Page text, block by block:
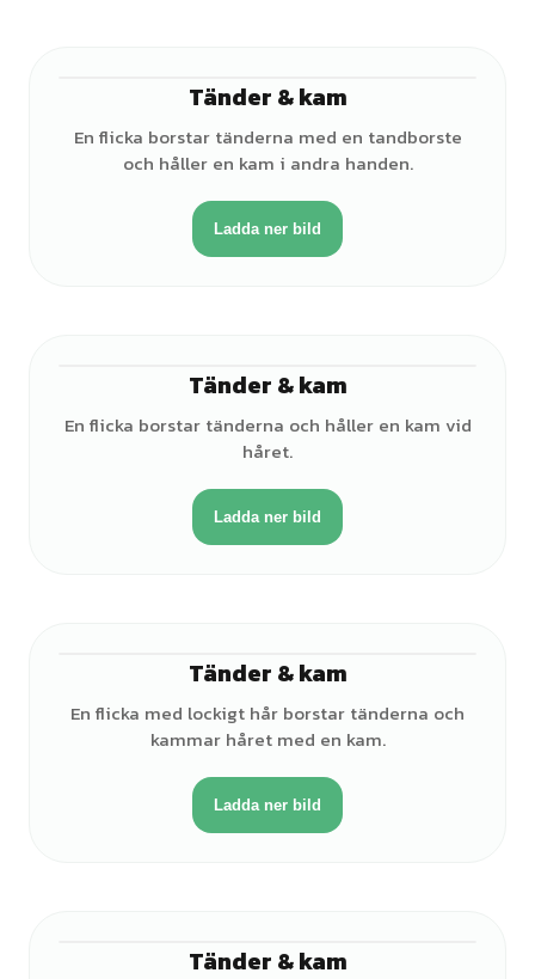
Tänder & kam
En flicka borstar tänderna med en tandborste
och håller en kam i andra handen.
Ladda ner bild
Tänder & kam
En flicka borstar tänderna och håller en kam vid
håret.
Ladda ner bild
Tänder & kam
En flicka med lockigt hår borstar tänderna och
kammar håret med en kam.
Ladda ner bild
Tänder & kam